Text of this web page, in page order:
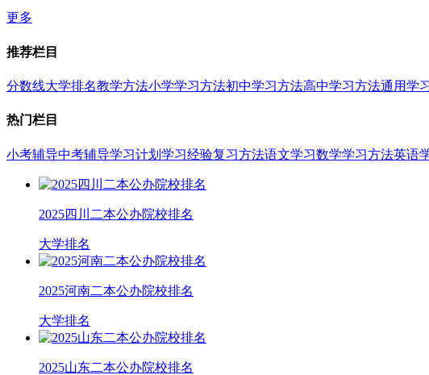
更多
推荐栏目
分数线大学排名教学方法小学学习方法初中学习方法高中学习方法通用学
热门栏目
小考辅导中考辅导学习计划 学习经验复习方法语文学习数学学习方法英语
2025四川二本公办院校排名
大学排名
2025河南二本公办院校排名
大学排名
2025山东二本公办院校排名